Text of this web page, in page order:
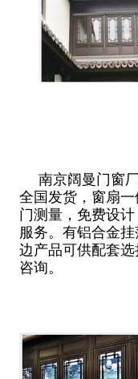
南京阔曼门窗
全国发货，窗扇
门测量，免费设
服务。有铝合金
边产品可供配套
咨询。